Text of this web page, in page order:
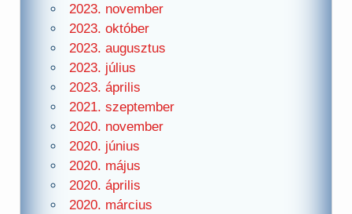
2023. november
2023. október
2023. augusztus
2023. július
2023. április
2021. szeptember
2020. november
2020. június
2020. május
2020. április
2020. március